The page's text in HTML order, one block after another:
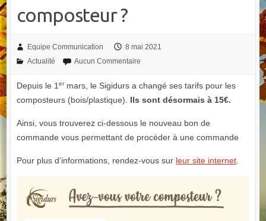
composteur ?
Equipe Communication
8 mai 2021
Actualité
Aucun Commentaire
Depuis le 1 ermars, le Sigidurs a changé ses tarifs pour les
composteurs (bois/plastique). Ils sont désormais à 15€.
Ainsi, vous trouverez ci-dessous le nouveau bon de
commande vous permettant de procéder à une commande
Pour plus d’informations, rendez-vous sur leur site internet.